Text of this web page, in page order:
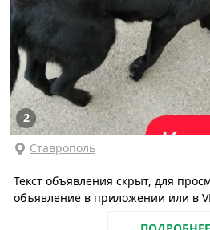
2
Ставрополь
Текст объявления скрыт, для
объявление в приложении или в